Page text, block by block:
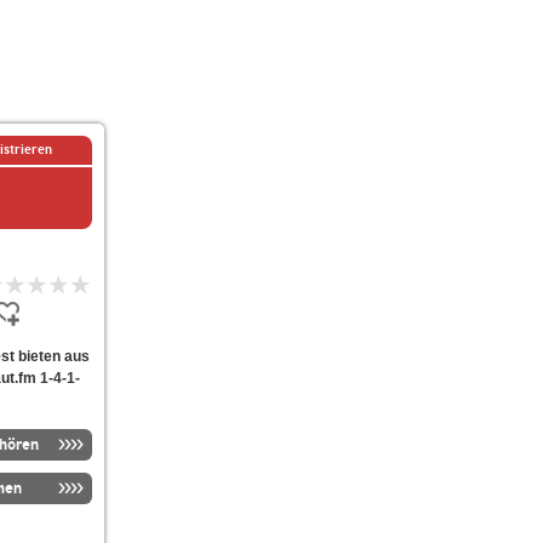
bieten aus
1-4-1-